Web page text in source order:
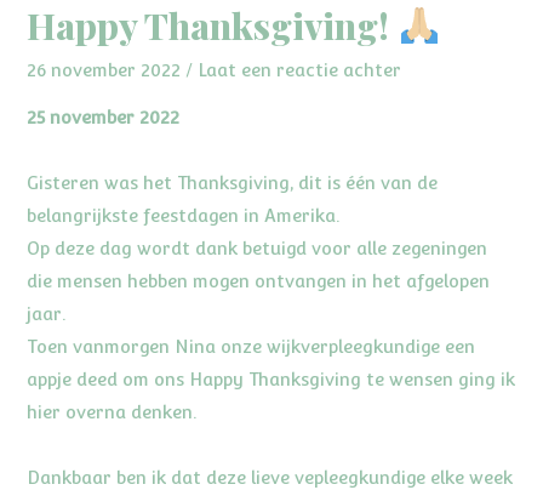
Happy Thanksgiving!
26 november 2022 / Laat een reactie achter
25 november 2022
Gisteren was het Thanksgiving, dit is één van de
belangrijkste feestdagen in Amerika.
Op deze dag wordt dank betuigd voor alle zegeningen
die mensen hebben mogen ontvangen in het afgelopen
jaar.
Toen vanmorgen Nina onze wijkverpleegkundige een
appje deed om ons Happy Thanksgiving te wensen ging ik
hier overna denken.
Dankbaar ben ik dat deze lieve vepleegkundige elke week